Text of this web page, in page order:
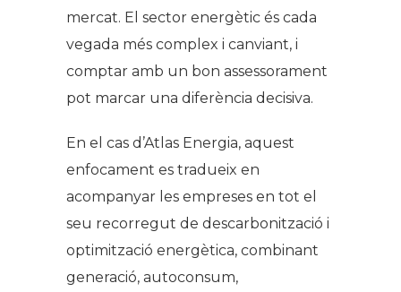
mercat. El sector energètic és cada
vegada més complex i canviant, i
comptar amb un bon assessorament
pot marcar una diferència decisiva.
En el cas d’Atlas Energia, aquest
enfocament es tradueix en
acompanyar les empreses en tot el
seu recorregut de descarbonització i
optimització energètica, combinant
generació, autoconsum,